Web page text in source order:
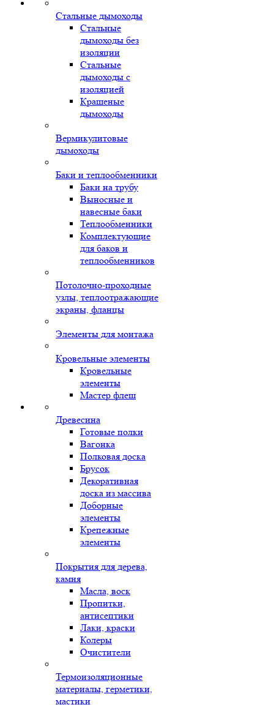
Стальные дымоходы
Стальные
дымоходы без
изоляции
Стальные
дымоходы с
изоляцией
Крашеные
дымоходы
Вермикулитовые
дымоходы
Баки и теплообменники
Баки на трубу
Выносные и
навесные баки
Теплообменники
Комплектующие
для баков и
теплообменников
Потолочно-проходные
узлы, теплоотражающие
экраны, фланцы
Элементы для монтажа
Кровельные элементы
Кровельные
элементы
Мастер флеш
Древесина
Готовые полки
Вагонка
Полковая доска
Брусок
Декоративная
доска из массива
Доборные
элементы
Крепежные
элементы
Покрытия для дерева,
камня
Масла, воск
Пропитки,
антисептики
Лаки, краски
Колеры
Очистители
Термоизоляционные
материалы, герметики,
мастики